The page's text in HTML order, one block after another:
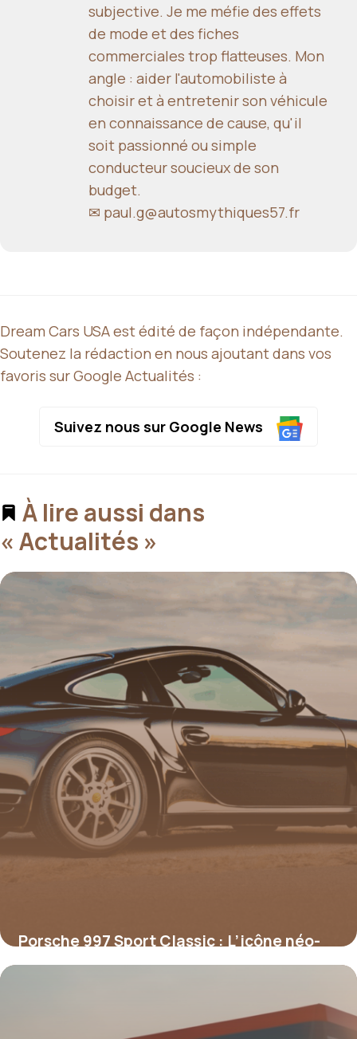
subjective. Je me méfie des effets
de mode et des fiches
commerciales trop flatteuses. Mon
angle : aider l'automobiliste à
choisir et à entretenir son véhicule
en connaissance de cause, qu'il
soit passionné ou simple
conducteur soucieux de son
budget.
✉ paul.g@autosmythiques57.fr
Dream Cars USA est édité de façon indépendante.
Soutenez la rédaction en nous ajoutant dans vos
favoris sur Google Actualités :
Suivez nous sur Google News
À lire aussi dans
« Actualités »
Porsche 997 Sport Classic : L’icône néo-
rétro des passionnés